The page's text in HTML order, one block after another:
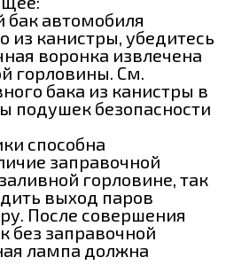
бак автомобиля
из канистры, убедитесь
воронка извлечена
горловины. См.
бака из канистры в
подушек безопасности
способна
заправочной
горловине, так
выход паров
После совершения
без заправочной
лампа должна